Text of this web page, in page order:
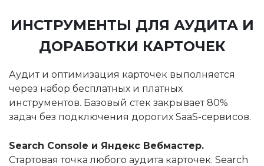
ИНСТРУМЕНТЫ ДЛЯ АУДИТА И
ДОРАБОТКИ КАРТОЧЕК
Аудит и оптимизация карточек выполняется
через набор бесплатных и платных
инструментов. Базовый стек закрывает 80%
задач без подключения дорогих SaaS-сервисов.
Search Console и Яндекс Вебмастер.
Стартовая точка любого аудита карточек. Search